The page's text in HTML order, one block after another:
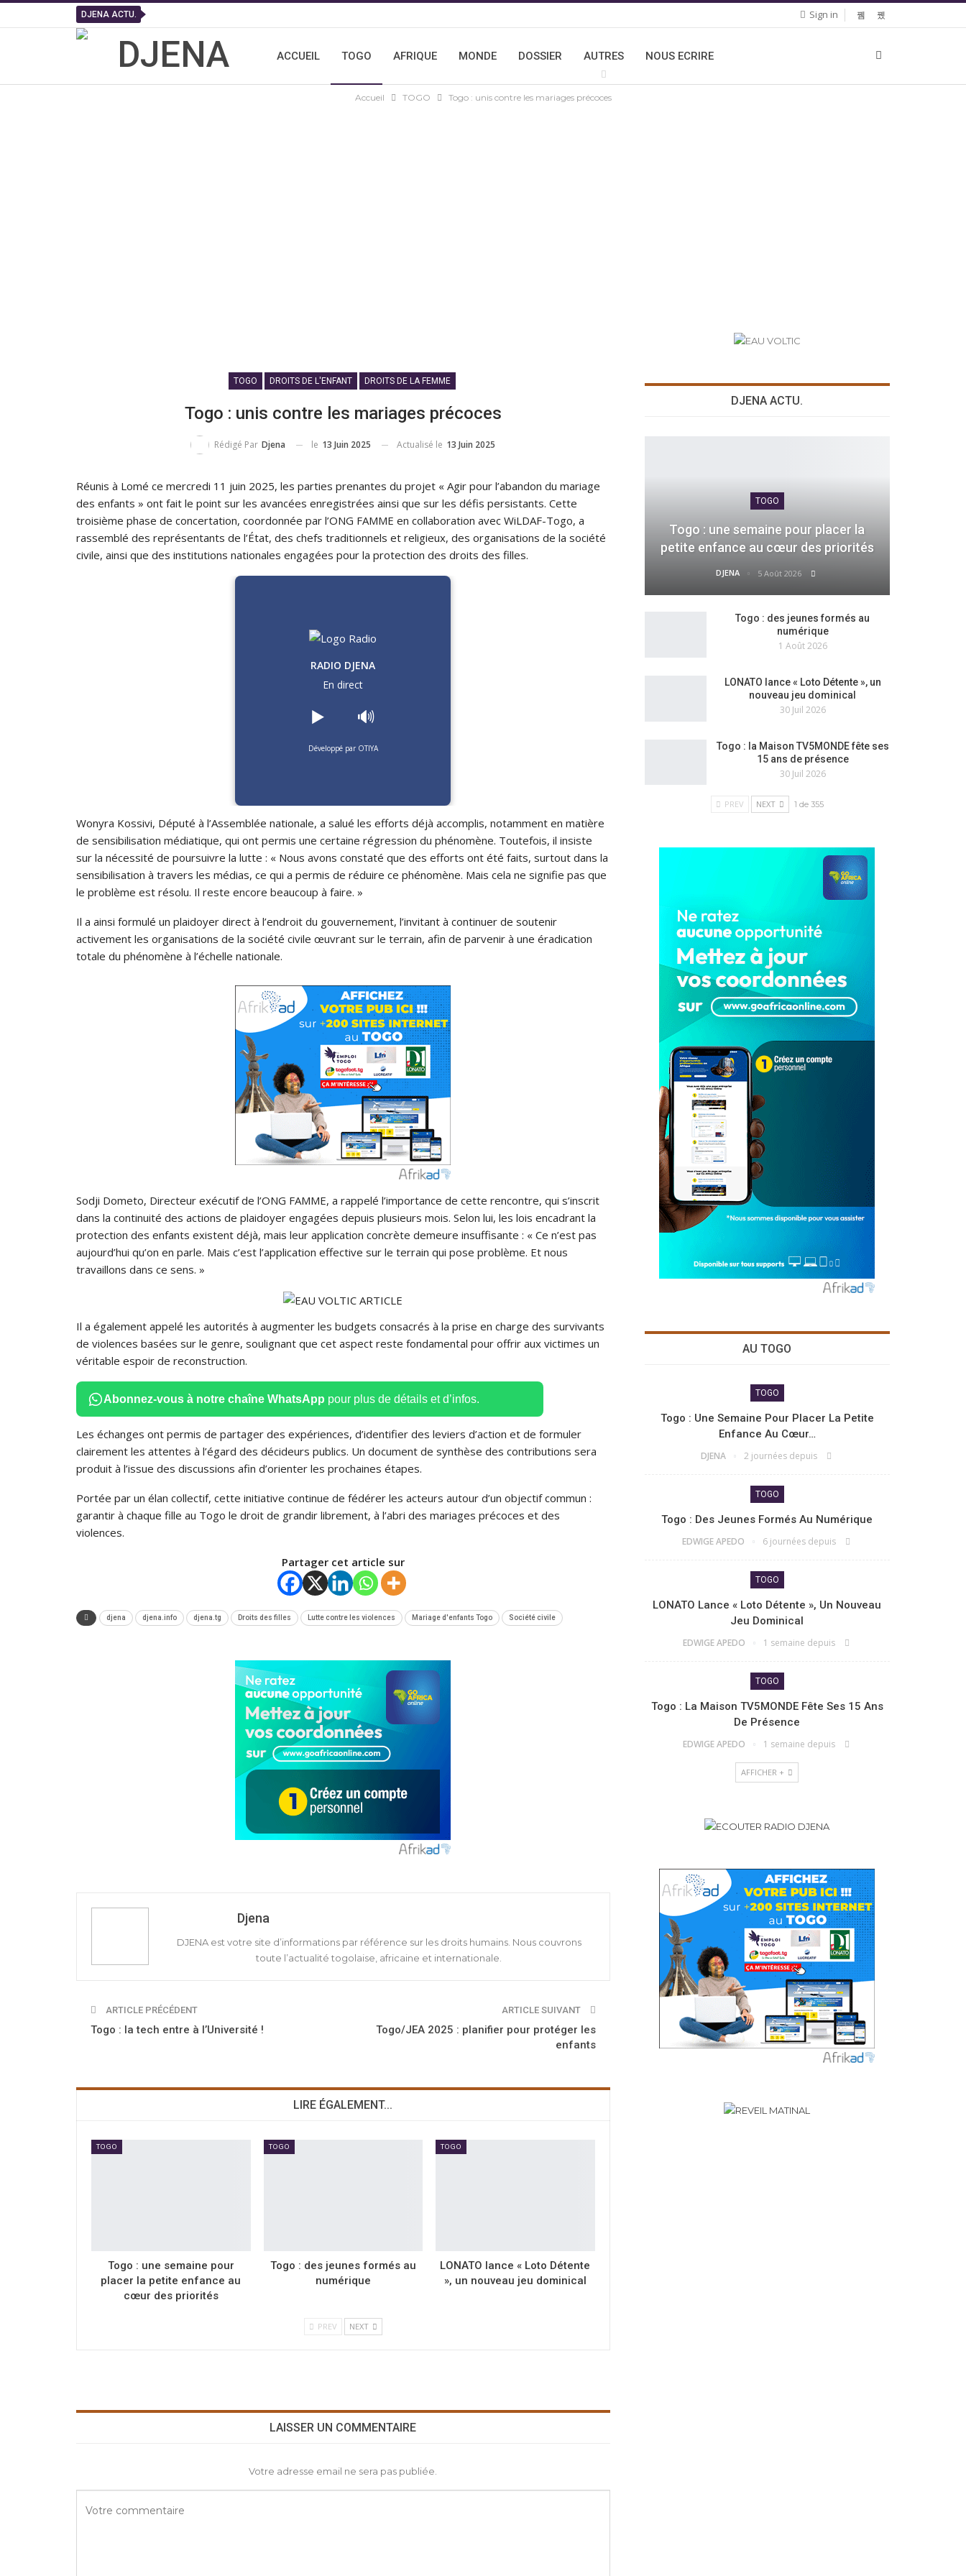
Sign in
DJENA ACTU.
ACCUEIL TOGO AFRIQUE MONDE DOSSIER AUTRES NOUS ECRIRE
Accueil TOGO Togo : unis contre les mariages précoces
TOGO DROITS DE L'ENFANT DROITS DE LA FEMME
Togo : unis contre les mariages précoces
Rédigé Par Djena le 13 Juin 2025 Actualisé le 13 Juin 2025
Réunis à Lomé ce mercredi 11 juin 2025, les parties prenantes du projet « Agir pour l’abandon du mariage
des enfants » ont fait le point sur les avancées enregistrées ainsi que sur les défis persistants. Cette
troisième phase de concertation, coordonnée par l’ONG FAMME en collaboration avec WiLDAF-Togo, a
rassemblé des représentants de l’État, des chefs traditionnels et religieux, des organisations de la société
civile, ainsi que des institutions nationales engagées pour la protection des droits des filles.
RADIO DJENA
En direct
▶️ 🔊
Développé par OTIYA
Wonyra Kossivi, Député à l’Assemblée nationale, a salué les efforts déjà accomplis, notamment en matière
de sensibilisation médiatique, qui ont permis une certaine régression du phénomène. Toutefois, il insiste
sur la nécessité de poursuivre la lutte : « Nous avons constaté que des efforts ont été faits, surtout dans la
sensibilisation à travers les médias, ce qui a permis de réduire ce phénomène. Mais cela ne signifie pas que
le problème est résolu. Il reste encore beaucoup à faire. »
Il a ainsi formulé un plaidoyer direct à l’endroit du gouvernement, l’invitant à continuer de soutenir
activement les organisations de la société civile œuvrant sur le terrain, afin de parvenir à une éradication
totale du phénomène à l’échelle nationale.
Sodji Dometo, Directeur exécutif de l’ONG FAMME, a rappelé l’importance de cette rencontre, qui s’inscrit
dans la continuité des actions de plaidoyer engagées depuis plusieurs mois. Selon lui, les lois encadrant la
protection des enfants existent déjà, mais leur application concrète demeure insuffisante : « Ce n’est pas
aujourd’hui qu’on en parle. Mais c’est l’application effective sur le terrain qui pose problème. Et nous
travaillons dans ce sens. »
Il a également appelé les autorités à augmenter les budgets consacrés à la prise en charge des survivants
de violences basées sur le genre, soulignant que cet aspect reste fondamental pour offrir aux victimes un
véritable espoir de reconstruction.
Abonnez-vous à notre chaîne WhatsApp pour plus de détails et d’infos.
Les échanges ont permis de partager des expériences, d’identifier des leviers d’action et de formuler
clairement les attentes à l’égard des décideurs publics. Un document de synthèse des contributions sera
produit à l’issue des discussions afin d’orienter les prochaines étapes.
Portée par un élan collectif, cette initiative continue de fédérer les acteurs autour d’un objectif commun :
garantir à chaque fille au Togo le droit de grandir librement, à l’abri des mariages précoces et des
violences.
Partager cet article sur
djena djena.info djena.tg Droits des filles Lutte contre les violences Mariage d'enfants Togo Société civile
Djena
DJENA est votre site d’informations par référence sur les droits humains. Nous couvrons
toute l’actualité togolaise, africaine et internationale.
ARTICLE PRÉCÉDENT
Togo : la tech entre à l’Université !
ARTICLE SUIVANT
Togo/JEA 2025 : planifier pour protéger les
enfants
LIRE ÉGALEMENT...
TOGO
Togo : une semaine pour
placer la petite enfance au
cœur des priorités
TOGO
Togo : des jeunes formés au
numérique
TOGO
LONATO lance « Loto Détente
», un nouveau jeu dominical
PREV NEXT
LAISSER UN COMMENTAIRE
Votre adresse email ne sera pas publiée.
DJENA ACTU.
TOGO
Togo : une semaine pour placer la
petite enfance au cœur des priorités
DJENA 5 Août 2026
Togo : des jeunes formés au
numérique
1 Août 2026
LONATO lance « Loto Détente », un
nouveau jeu dominical
30 Juil 2026
Togo : la Maison TV5MONDE fête ses
15 ans de présence
30 Juil 2026
PREV NEXT 1 de 355
AU TOGO
TOGO
Togo : Une Semaine Pour Placer La Petite
Enfance Au Cœur…
DJENA 2 journées depuis
TOGO
Togo : Des Jeunes Formés Au Numérique
EDWIGE APEDO 6 journées depuis
TOGO
LONATO Lance « Loto Détente », Un Nouveau
Jeu Dominical
EDWIGE APEDO 1 semaine depuis
TOGO
Togo : La Maison TV5MONDE Fête Ses 15 Ans
De Présence
EDWIGE APEDO 1 semaine depuis
AFFICHER +